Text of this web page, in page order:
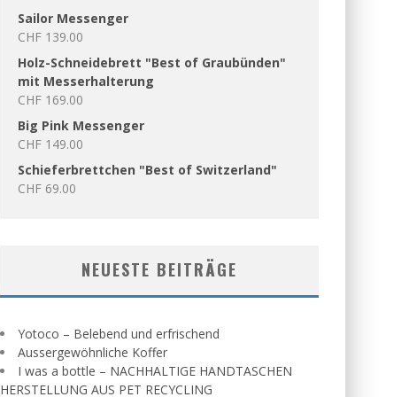
Sailor Messenger
CHF 139.00
Holz-Schneidebrett "Best of Graubünden"
mit Messerhalterung
CHF 169.00
Big Pink Messenger
CHF 149.00
Schieferbrettchen "Best of Switzerland"
CHF 69.00
NEUESTE BEITRÄGE
Yotoco – Belebend und erfrischend
Aussergewöhnliche Koffer
I was a bottle – NACHHALTIGE HANDTASCHEN
HERSTELLUNG AUS PET RECYCLING